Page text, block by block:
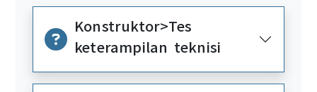
Konstruktor>Tes
keterampilan teknisi